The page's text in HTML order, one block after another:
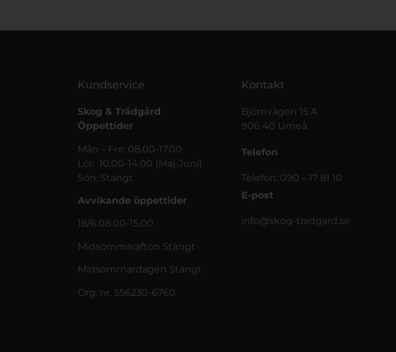
Kundservice
Skog & Trädgård
Öppettider
Mån – Fre: 08.00-17.00
Lör: 10.00-14.00 (Maj-Juni)
Sön: Stängt
Avvikande öppettider
18/6 08.00-15.00
Midsommarafton Stängt
Midsommardagen Stängt
Org. nr. 556230-6760
Kontakt
Björnvägen 15 A
906 40 Umeå
Telefon
Telefon: 090 – 17 81 10
E-post
info@skog-tradgard.se